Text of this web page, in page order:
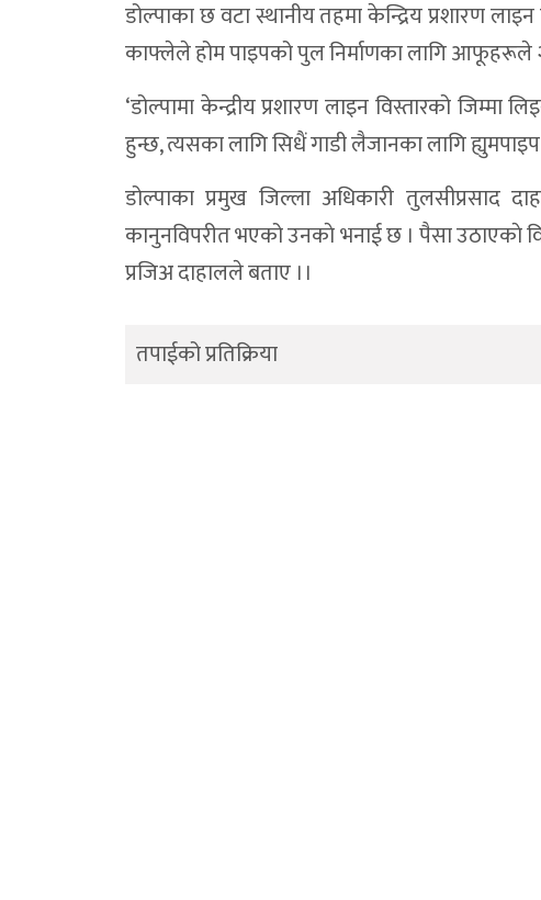
डोल्पाका छ वटा स्थानीय तहमा केन्द्रिय प्रशारण
काफ्लेले होम पाइपको पुल निर्माणका लागि आफूहरूले
‘डोल्पामा केन्द्रीय प्रशारण लाइन विस्तारको
हुन्छ, त्यसका लागि सिधैं गाडी लैजानका लागि
डोल्पाका प्रमुख जिल्ला अधिकारी तुलसीप्रसाद
कानुनविपरीत भएको उनकाे भनाई छ । पैसा
प्रजिअ दाहालले बताए ।।
तपाईको प्रतिक्रिया